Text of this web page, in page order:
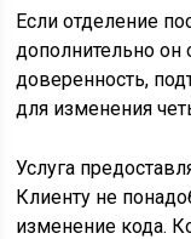
Если отделение
дополнительно он
доверенность,
для изменения
Услуга
Клиенту не
изменение кода.